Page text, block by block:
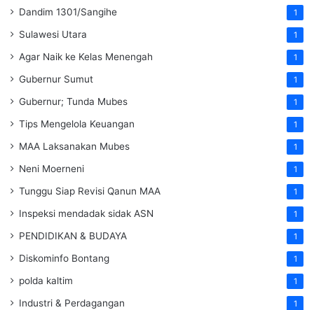
Dandim 1301/Sangihe 1
Sulawesi Utara 1
Agar Naik ke Kelas Menengah 1
Gubernur Sumut 1
Gubernur; Tunda Mubes 1
Tips Mengelola Keuangan 1
MAA Laksanakan Mubes 1
Neni Moerneni 1
Tunggu Siap Revisi Qanun MAA 1
Inspeksi mendadak sidak ASN 1
PENDIDIKAN & BUDAYA 1
Diskominfo Bontang 1
polda kaltim 1
Industri & Perdagangan 1